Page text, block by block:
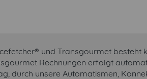
und Transgourmet besteht
Rechnungen erfolgt
durch unsere Automatismen,